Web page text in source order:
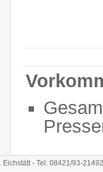
- Tel. 08421/93-